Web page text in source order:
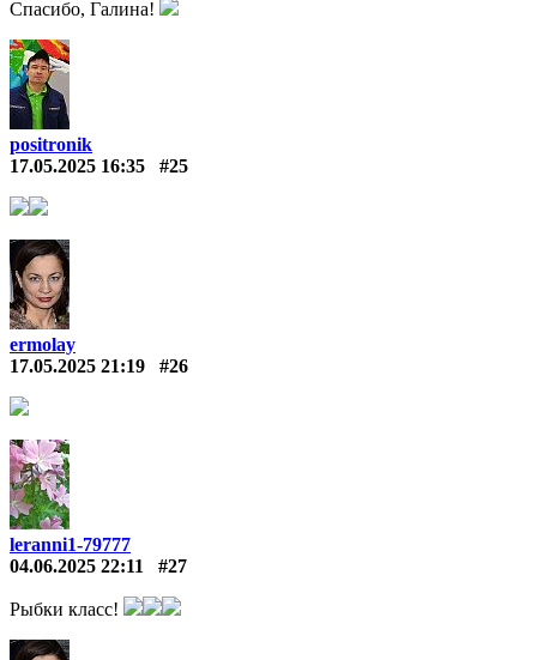
Спасибо, Галина!
positronik
17.05.2025 16:35
#25
ermolay
17.05.2025 21:19
#26
leranni1-79777
04.06.2025 22:11
#27
Рыбки класс!